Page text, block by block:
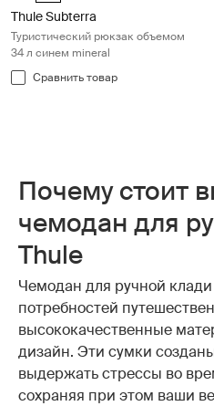
Thule Subterra
Туристический рюкзак объемом
34 л синем mineral
Сравнить товар
Почему стоит
чемодан для
Thule
Чемодан для ручной
потребностей
высококачественные
дизайн. Эти сумки
выдержать стрессы во
сохраняя при этом ваши